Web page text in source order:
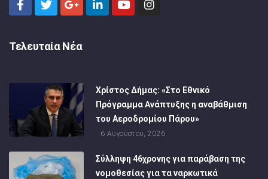
Τελευταία Νέα
Χρίστος Δήμας: «Στο Εθνικό
Πρόγραμμα Ανάπτυξης η αναβάθμιση
του Αεροδρομίου Πάρου»
6 Αυγούστου, 2026
Σύλληψη 46χρονης για παράβαση της
νομοθεσίας για τα ναρκωτικά